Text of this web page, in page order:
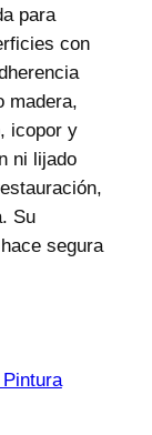
para
con
madera,
icopor y
ni lijado
Su
segura